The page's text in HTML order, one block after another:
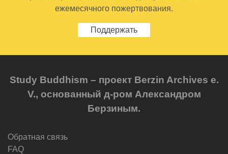
ежемесячного пожертвования.
Поддержать
Study Buddhism – проект Berzin Archives e.
V., основанный д-ром Александром
Берзиным.
Обратная связь
FAQ